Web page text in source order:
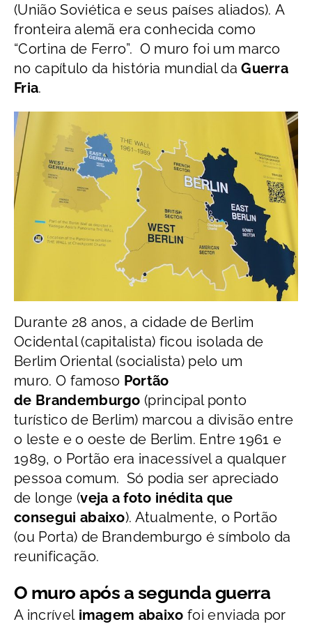
(União Soviética e seus países aliados). A
fronteira alemã era conhecida como
“Cortina de Ferro”. O muro foi um marco
no capítulo da história mundial daGuerra
Fria.
Durante 28 anos, a cidade de Berlim
Ocidental (capitalista) ficou isolada de
Berlim Oriental (socialista) pelo um
muro. O famoso Portão
de Brandemburgo (principal ponto
turístico de Berlim) marcou a divisão entre
o leste e o oeste de Berlim. Entre 1961 e
1989, o Portão era inacessível a qualquer
pessoa comum. Só podia ser apreciado
de longe (veja a foto inédita que
consegui abaixo). Atualmente, o Portão
(ou Porta) de Brandemburgo é símbolo da
reunificação.
O muro após a segunda guerra
A incrívelimagem abaixo foi enviada por